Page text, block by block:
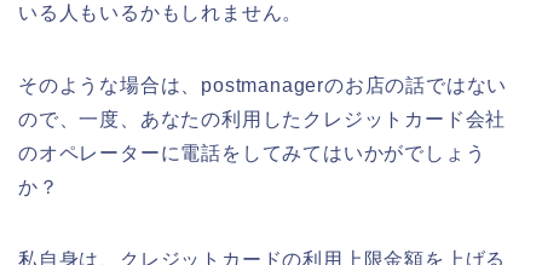
いる人もいるかもしれません。
そのような場合は、postmanagerのお店の話ではない
ので、一度、あなたの利用したクレジットカード会社
のオペレーターに電話をしてみてはいかがでしょう
か？
私自身は、クレジットカードの利用上限金額を上げる